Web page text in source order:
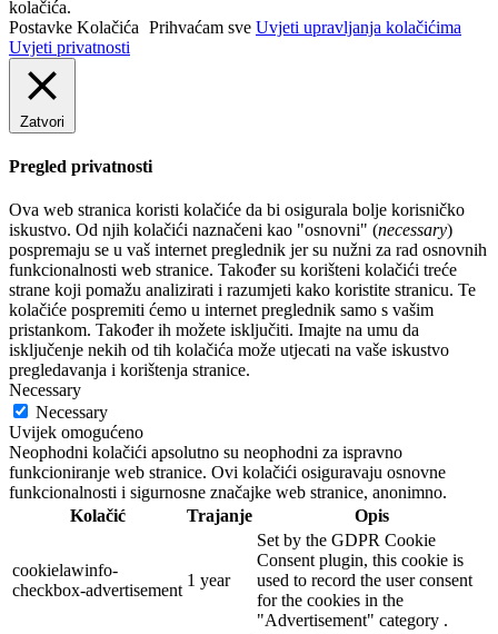
kolačića.
Postavke Kolačića Prihvaćam sve Uvjeti upravljanja kolačićima
Uvjeti privatnosti
Zatvori
Pregled privatnosti
Ova web stranica koristi kolačiće da bi osigurala bolje korisničko
iskustvo. Od njih kolačići naznačeni kao "osnovni" (necessary)
pospremaju se u vaš internet preglednik jer su nužni za rad osnovnih
funkcionalnosti web stranice. Također su korišteni kolačići treće
strane koji pomažu analizirati i razumjeti kako koristite stranicu. Te
kolačiće pospremiti ćemo u internet preglednik samo s vašim
pristankom. Također ih možete isključiti. Imajte na umu da
isključenje nekih od tih kolačića može utjecati na vaše iskustvo
pregledavanja i korištenja stranice.
Necessary
Necessary
Uvijek omogućeno
Neophodni kolačići apsolutno su neophodni za ispravno
funkcioniranje web stranice. Ovi kolačići osiguravaju osnovne
funkcionalnosti i sigurnosne značajke web stranice, anonimno.
Kolačić
Trajanje Opis
cookielawinfo-
checkbox-advertisement
1 year
Set by the GDPR Cookie
Consent plugin, this cookie is
used to record the user consent
for the cookies in the
"Advertisement" category .